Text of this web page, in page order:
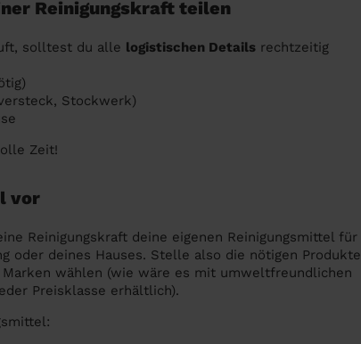
Reinigungskraft teilen
solltest du alle logistischen Details rechtzeitig
Stockwerk)
Zeit!
vor
Reinigungskraft deine eigenen Reinigungsmittel für
oder deines Hauses. Stelle also die nötigen Produkte
wählen (wie wäre es mit umweltfreundlichen
Preisklasse erhältlich).